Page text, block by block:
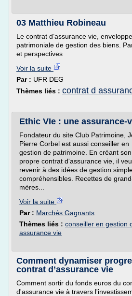
03 Matthieu Robineau
Le contrat d’assurance vie, enveloppe
patrimoniale de gestion des biens.
et perspectives
Voir la suite
Par : UFR DEG
Thèmes liés : contrat d
Ethic VIe : une assurance-
Fondateur du site Club Patrimoine,
Pierre Corbel est aussi conseiller en
gestion de patrimoine. En créant son
propre contrat d'assurance vie, il
revenir à des idées de gestion
compréhensibles. Recettes de
mères...
Voir la suite
Par : Marchés Gagnants
Thèmes liés : conseiller en gestion
assurance vie
Comment dynamiser
contrat d’assurance vie
Comment sortir du fonds euros du
d'assurance vie à travers